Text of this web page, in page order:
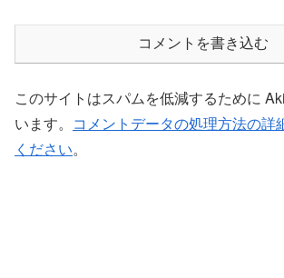
コメントを書き込む
このサイトはスパムを低減するために
います。 コメントデータの処理方法の詳
ください。